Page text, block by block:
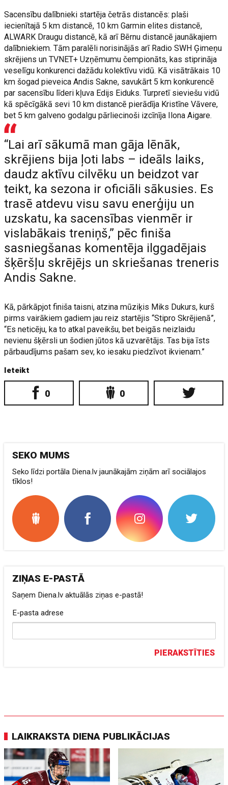
Sacensību dalībnieki startēja četrās distancēs: plaši
iecienītajā 5 km distancē, 10 km Garmin elites distancē,
ALWARK Draugu distancē, kā arī Bērnu distancē jaunākajiem
dalībniekiem. Tām paralēli norisinājās arī Radio SWH Ģimeņu
skrējiens un TVNET+ Uzņēmumu čempionāts, kas stiprināja
veselīgu konkurenci dažādu kolektīvu vidū. Kā visātrākais 10
km šogad pieveica Andis Sakne, savukārt 5 km konkurencē
par sacensību līderi kļuva Edijs Eiduks. Turpretī sieviešu vidū
kā spēcīgākā sevi 10 km distancē pierādīja Kristīne Vāvere,
bet 5 km galveno godalgu pārliecinoši izcīnīja Ilona Aigare.
“Lai arī sākumā man gāja lēnāk,
skrējiens bija ļoti labs – ideāls laiks,
daudz aktīvu cilvēku un beidzot var
teikt, ka sezona ir oficiāli sākusies. Es
trasē atdevu visu savu enerģiju un
uzskatu, ka sacensības vienmēr ir
vislabākais treniņš,” pēc finiša
sasniegšanas komentēja ilggadējais
šķēršļu skrējējs un skriešanas treneris
Andis Sakne.
Kā, pārkāpjot finiša taisni, atzina mūziķis Miks Dukurs, kurš
pirms vairākiem gadiem jau reiz startējis “Stipro Skrējienā”,
“Es neticēju, ka to atkal paveikšu, bet beigās neizlaidu
nevienu šķērsli un šodien jūtos kā uzvarētājs. Tas bija īsts
pārbaudījums pašam sev, ko iesaku piedzīvot ikvienam.”
Ieteikt
0 0
SEKO MUMS
Seko līdzi portāla Diena.lv jaunākajām ziņām arī sociālajos
tīklos!
ZIŅAS E-PASTĀ
Saņem Diena.lv aktuālās ziņas e-pastā!
E-pasta adrese
PIERAKSTĪTIES
LAIKRAKSTA DIENA PUBLIKĀCIJAS